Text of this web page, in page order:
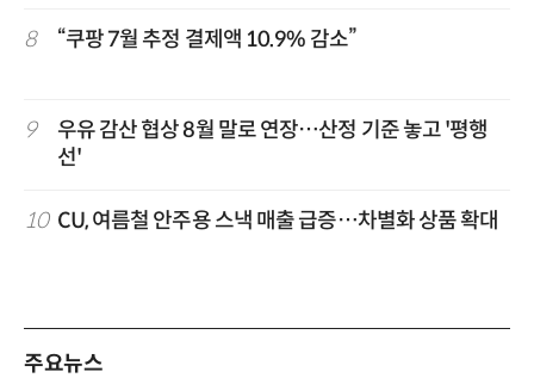
8 “쿠팡 7월 추정 결제액 10.9% 감소”
9
우유 감산 협상 8월 말로 연장…산정 기준 놓고 '평행
선'
10 CU, 여름철 안주용 스낵 매출 급증…차별화 상품 확대
주요뉴스